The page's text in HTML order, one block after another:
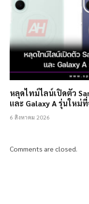
หลุดไทม์ไลน์เปิดตัว
และ Galaxy A รุ่นใหม่
6 สิงหาคม 2026
Comments are closed.